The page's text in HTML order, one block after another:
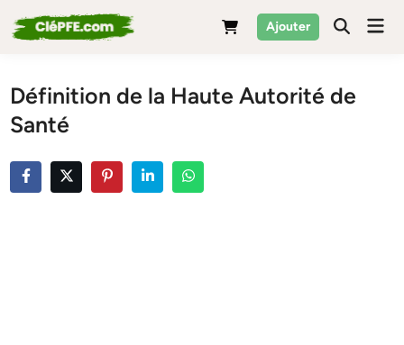
to
Ajouter
Définition de la Haute Autorité de
Santé